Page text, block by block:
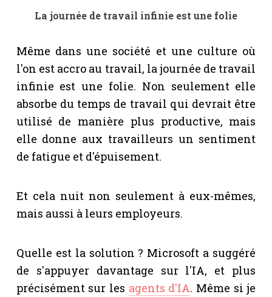
La journée de travail infinie est une folie
Même dans une société et une culture où
l'on est accro au travail, la journée de travail
infinie est une folie. Non seulement elle
absorbe du temps de travail qui devrait être
utilisé de manière plus productive, mais
elle donne aux travailleurs un sentiment
de fatigue et d'épuisement.
Et cela nuit non seulement à eux-mêmes,
mais aussi à leurs employeurs.
Quelle est la solution ? Microsoft a suggéré
de s'appuyer davantage sur l'IA, et plus
précisément sur les agents d'IA. Même si je